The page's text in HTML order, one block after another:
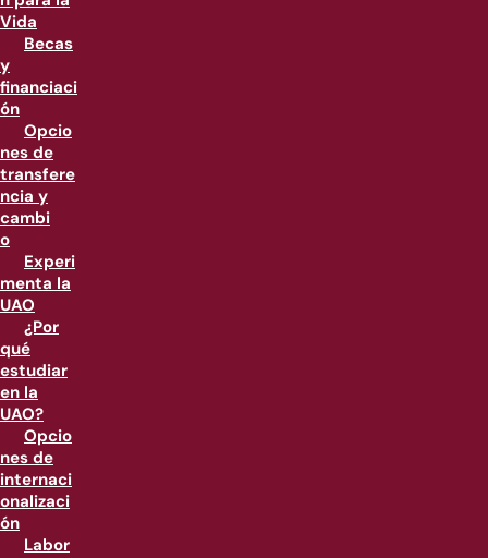
Vida
Becas
y
financiaci
ón
Opcio
nes de
transfere
ncia y
cambi
o
Experi
menta la
UAO
¿Por
qué
estudiar
en la
UAO?
Opcio
nes de
internaci
onalizaci
ón
Labor